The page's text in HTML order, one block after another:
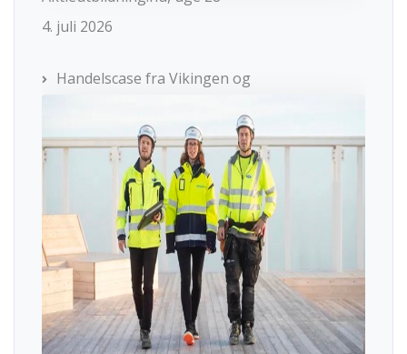
4. juli 2026
Handelscase fra Vikingen og